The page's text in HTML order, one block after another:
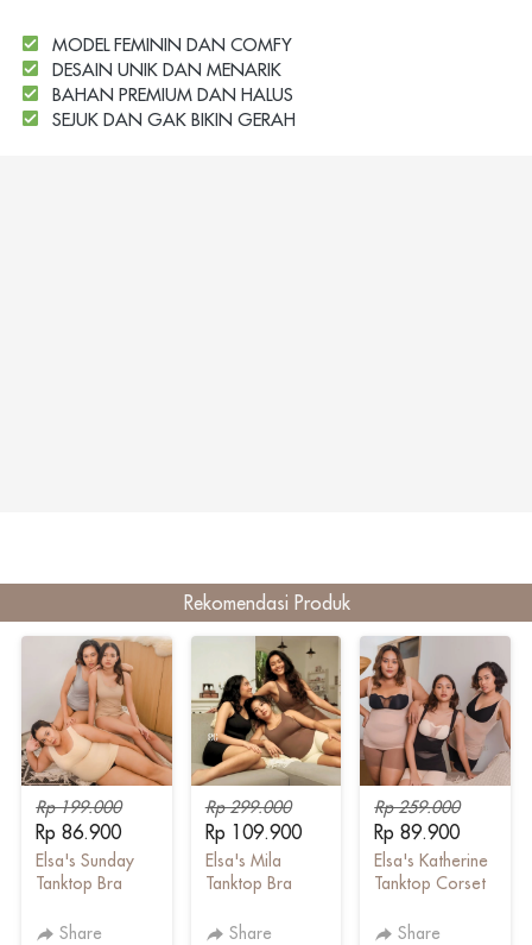
MODEL FEMININ DAN COMFY
DESAIN UNIK DAN MENARIK
BAHAN PREMIUM DAN HALUS
SEJUK DAN GAK BIKIN GERAH
Rekomendasi Produk
Rp 199.000
Rp 86.900
Elsa's Sunday
Tanktop Bra
Share
Rp 299.000
Rp 109.900
Elsa's Mila
Tanktop Bra
Share
Rp 259.000
Rp 89.900
Elsa's Katherine
Tanktop Corset
Share